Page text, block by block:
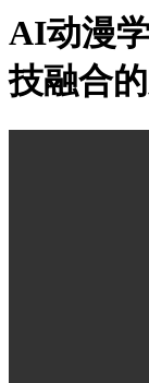
AI动漫
技融合